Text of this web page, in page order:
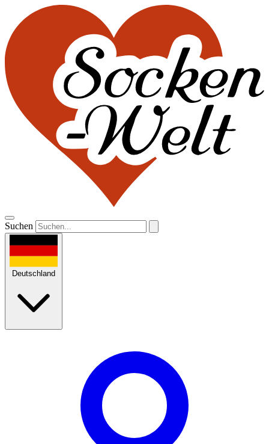
Suchen
Deutschland